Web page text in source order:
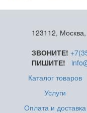
123112,
ЗВОНИТЕ!
ПИШИТЕ!
Каталог товаров
Услуги
Оплата и доставка